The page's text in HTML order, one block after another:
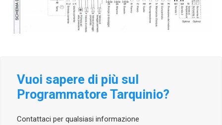
Vuoi sapere di più sul
Programmatore Tarquinio?
Contattaci per qualsiasi informazione